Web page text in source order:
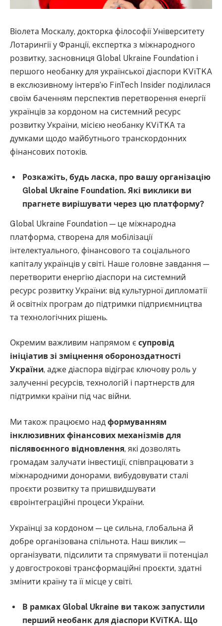
Віолета Москалу, докторка філософії Університету
Лотарингії у Франції, експертка з міжнародного
розвитку, засновниця Global Ukraine Foundation і
першого необанку для української діаспори KViTKA
в екслюзивному інтерв’ю FinTech Insider поділилася
своїм баченням перспектив перетворення енергії
українців за кордоном на системний ресурс
розвитку України, місією необанку KViTKA та
думками щодо майбутнього транскордонних
фінансових потоків.
Розкажіть, будь ласка, про вашу організацію
Global Ukraine Foundation. Які виклики ви
прагнете вирішувати через цю платформу?
Global Ukraine Foundation — це міжнародна
платформа, створена для мобілізації
інтелектуального, фінансового та соціального
капіталу українців у світі. Наше головне завдання —
перетворити енергію діаспори на системний
ресурс розвитку України: від культурної дипломатії
й освітніх програм до підтримки підприємництва
та технологічних рішень.
Окремим важливим напрямом є супровід
ініціатив зі зміцнення обороноздатності
України, адже діаспора відіграє ключову роль у
залученні ресурсів, технологій і партнерств для
підтримки країни під час війни.
Ми також працюємо над формуванням
інклюзивних фінансових механізмів для
післявоєнного відновлення, які дозволять
громадам залучати інвестиції, співпрацювати з
міжнародними донорами, вибудовувати сталі
проєкти розвитку та пришвидшувати
євроінтеграційні процеси України.
Українці за кордоном — це сильна, глобальна й
добре організована спільнота. Наш виклик —
організувати, підсилити та спрямувати її потенціал
у довгострокові трансформаційні проєкти, здатні
змінити країну та її місце у світі.
В рамках Global Ukraine ви також запустили
перший необанк для діаспори KViTKA. Що